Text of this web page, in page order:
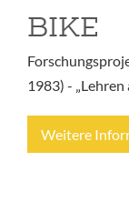
BIKE
1983) - „Lehren
Weitere